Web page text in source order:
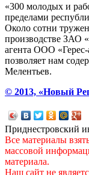
«300 молодых и
пределами
Около сотни
производстве ЗАО
агента ООО
позволяет нам
Мелентьев.
© 2013, «Новый
Приднестровский
Все материалы
массовой
материала.
Наш сайт не